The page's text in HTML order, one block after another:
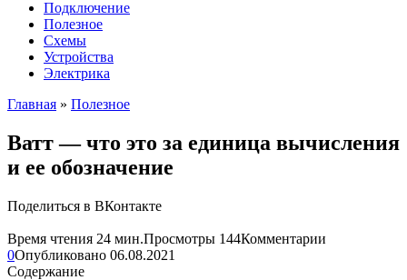
Подключение
Полезное
Схемы
Устройства
Электрика
Главная » Полезное
Ватт — что это за единица вычисления
и ее обозначение
Поделиться в ВКонтакте
Время чтения 24 мин.Просмотры 144Комментарии
0Опубликовано 06.08.2021
Содержание